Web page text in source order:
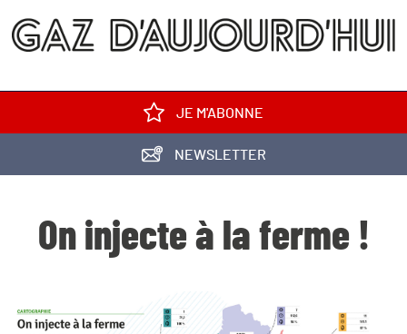
JE M'ABONNE
NEWSLETTER
On injecte à la ferme !